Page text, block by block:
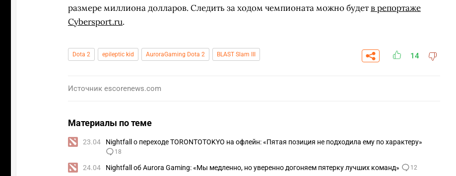
размере миллиона долларов. Следить за ходом чемпионата можно будетв репортаже
Cybersport.ru.
Dota 2 epileptic kid AuroraGaming Dota 2 BLAST Slam III 14
Источник escorenews.com
Материалы по теме
23.04 Nightfall о переходе TORONTOTOKYO на офлейн: «Пятая позиция не подходила ему по характеру»
18
24.04 Nightfall об Aurora Gaming: «Мы медленно, но уверенно догоняем пятерку лучших команд» 12
СКАЧАТЬ НА